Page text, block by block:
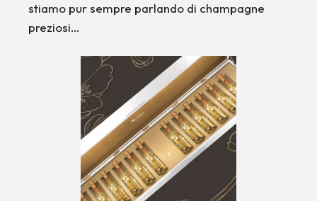
stiamo pur sempre parlando di champagne
preziosi…